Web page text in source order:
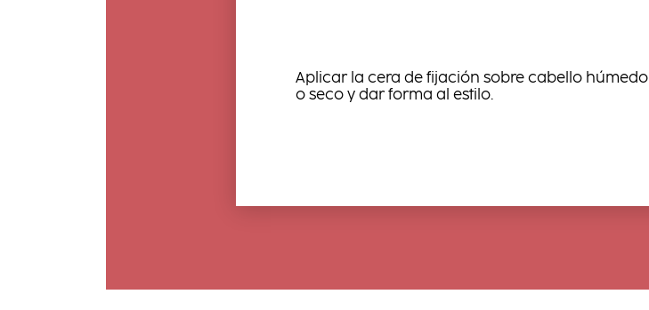
Aplicar la cera de fijación sobre cabello húmedo
o seco y dar forma al estilo.